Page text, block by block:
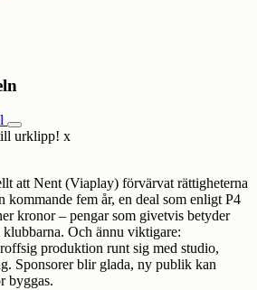
urklipp! x
att Nent (Viaplay) förvärvat rättigheterna
kommande fem år, en deal som enligt P4
kronor – pengar som givetvis betyder
Och ännu viktigare:
produktion runt sig med studio,
Sponsorer blir glada, ny publik kan
byggas.